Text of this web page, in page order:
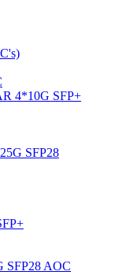
4*10G SFP+
SFP28
SFP28 AOC